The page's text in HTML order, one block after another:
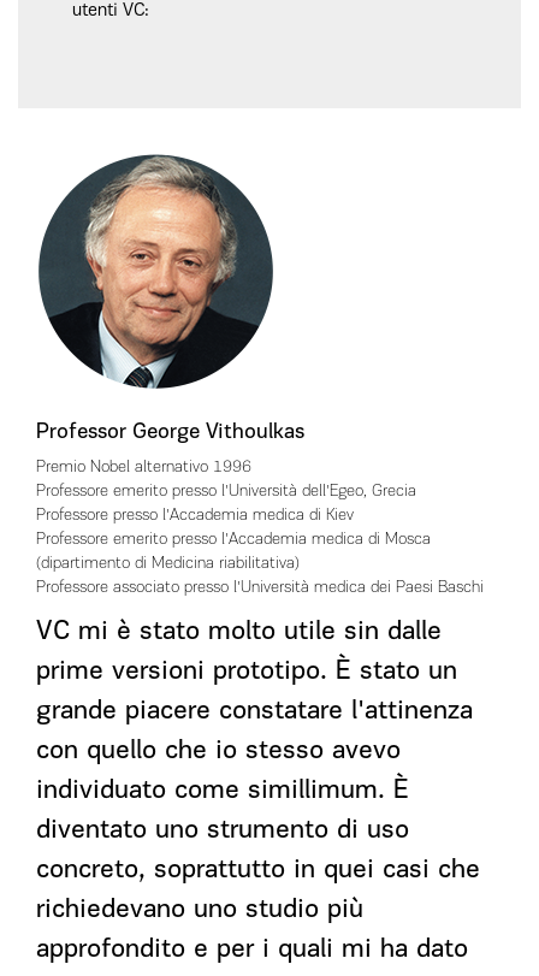
utenti VC:
Professor George Vithoulkas
Premio Nobel alternativo 1996
Professore emerito presso l'Università dell'Egeo, Grecia
Professore presso l'Accademia medica di Kiev
Professore emerito presso l'Accademia medica di Mosca
(dipartimento di Medicina riabilitativa)
Professore associato presso l'Università medica dei Paesi Baschi
VC mi è stato molto utile sin dalle
prime versioni prototipo. È stato un
grande piacere constatare l'attinenza
con quello che io stesso avevo
individuato come simillimum. È
diventato uno strumento di uso
concreto, soprattutto in quei casi che
richiedevano uno studio più
approfondito e per i quali mi ha dato